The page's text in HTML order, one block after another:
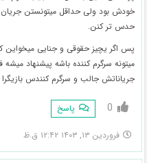
خودش بود ولی حداقل میتونستن جریان
حدس تر کنن.
پس اگر یچیز حقوقی و جنایی میخواین
میتونه سرگرم کننده باشه پیشنهاد
جریاناتش جالب و سرگرم کنندس
0 پاسخ
فروردین ۱۳, ۱۴۰۳ ۱۲:۴۲ ق.ظ